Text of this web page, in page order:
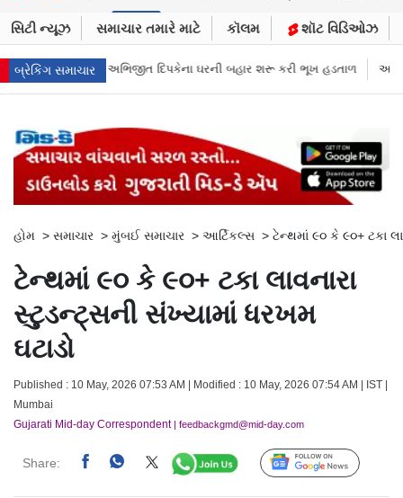
સિટી ન્યૂઝ સમાચાર તમારે માટે કૉલમ શૉટ વિડિઓઝ
બ્રેકિંગ સમાચાર
દિપકેના ઘરની બહાર શરૂ કરી ભૂખ હડતાળ અભિજીત દિપકેએ CJPની નવી
હોમ > સમાચાર > મુંબઈ સમાચાર > આર્ટિકલ્સ > ટેન્થમાં ૯૦ કે ૯૦+ ટકા
ટેન્થમાં ૯૦ કે ૯૦+ ટકા લાવનારા
સ્ટુડન્ટ્સની સંખ્યામાં ધરખમ
ઘટાડો
Published : 10 May, 2026 07:53 AM | Modified : 10 May, 2026 07:54 AM | IST |
Mumbai
Gujarati Mid-day Correspondent| feedbackgmd@mid-day.com
Share: Follow Us